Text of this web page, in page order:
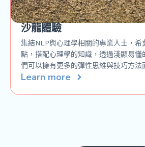
沙龍體驗
集結NLP與心理學相關的專業人士，希
點，搭配心理學的知識，透過淺顯易懂
們可以擁有更多的彈性思維與技巧方法
Learn more